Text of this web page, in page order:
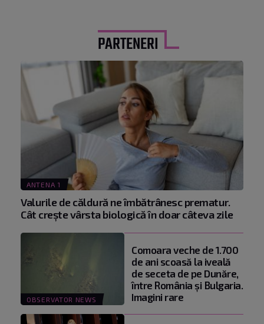
PARTENERI
ANTENA 1
Valurile de căldură ne îmbătrânesc prematur.
Cât crește vârsta biologică în doar câteva zile
OBSERVATOR NEWS
Comoara veche de 1.700
de ani scoasă la iveală
de seceta de pe Dunăre,
între România şi Bulgaria.
Imagini rare